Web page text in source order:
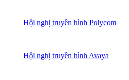
Hội nghị truyền hình Polycom
Hội nghị truyền hình Avaya